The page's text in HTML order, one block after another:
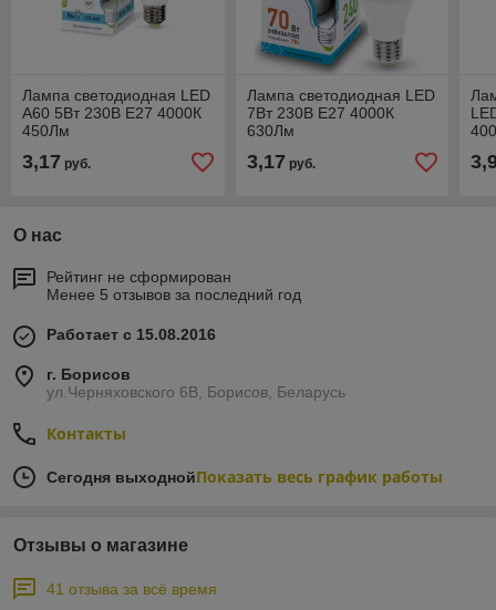
Лампа светодиодная LED
A60 5Вт 230В Е27 4000К
450Лм
3,17 руб.
Лампа светодиодная LED
7Вт 230В Е27 4000К
630Лм
3,17 руб.
О нас
Рейтинг не сформирован
Менее 5 отзывов за последний год
Работает с 15.08.2016
г. Борисов
ул.Черняховского 6В, Борисов, Беларусь
Контакты
Сегодня выходнойПоказать весь график работы
Отзывы о магазине
41 отзыва за всё время